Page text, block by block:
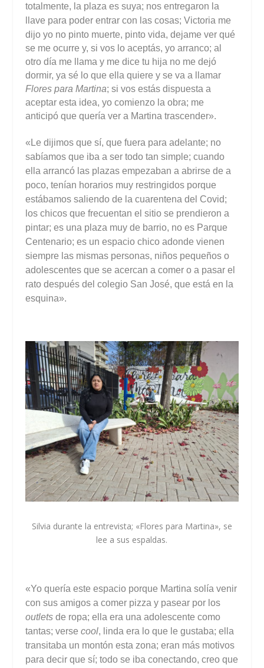
totalmente, la plaza es suya; nos entregaron la
llave para poder entrar con las cosas; Victoria me
dijo yo no pinto muerte, pinto vida, dejame ver qué
se me ocurre y, si vos lo aceptás, yo arranco; al
otro día me llama y me dice tu hija no me dejó
dormir, ya sé lo que ella quiere y se va a llamar
Flores para Martina; si vos estás dispuesta a
aceptar esta idea, yo comienzo la obra; me
anticipó que quería ver a Martina trascender».
«Le dijimos que sí, que fuera para adelante; no
sabíamos que iba a ser todo tan simple; cuando
ella arrancó las plazas empezaban a abrirse de a
poco, tenían horarios muy restringidos porque
estábamos saliendo de la cuarentena del Covid;
los chicos que frecuentan el sitio se prendieron a
pintar; es una plaza muy de barrio, no es Parque
Centenario; es un espacio chico adonde vienen
siempre las mismas personas, niños pequeños o
adolescentes que se acercan a comer o a pasar el
rato después del colegio San José, que está en la
esquina».
Silvia durante la entrevista; «Flores para Martina», se
lee a sus espaldas.
«Yo quería este espacio porque Martina solía venir
con sus amigos a comer pizza y pasear por los
outletsde ropa; ella era una adolescente como
tantas; verse cool, linda era lo que le gustaba; ella
transitaba un montón esta zona; eran más motivos
para decir que sí; todo se iba conectando, creo que